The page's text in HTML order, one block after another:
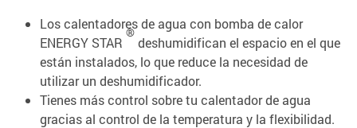
Los calentadores de agua con bomba de calor
ENERGY STAR
®
deshumidifican el espacio en el que
están instalados, lo que reduce la necesidad de
utilizar un deshumidificador.
Tienes más control sobre tu calentador de agua
gracias al control de la temperatura y la flexibilidad.